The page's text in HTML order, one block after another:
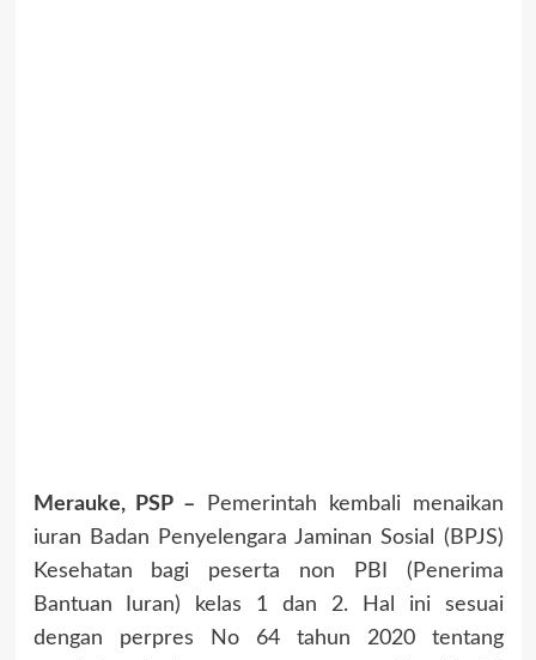
Merauke, PSP – Pemerintah kembali menaikan
iuran Badan Penyelengara Jaminan Sosial (BPJS)
Kesehatan bagi peserta non PBI (Penerima
Bantuan Iuran) kelas 1 dan 2. Hal ini sesuai
dengan perpres No 64 tahun 2020 tentang